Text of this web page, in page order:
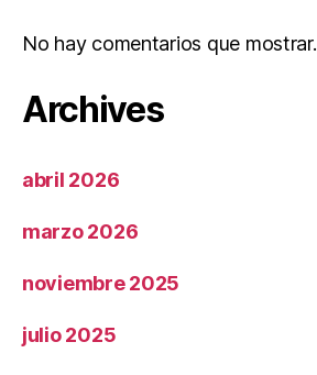
No hay comentarios que mostrar.
Archives
abril 2026
marzo 2026
noviembre 2025
julio 2025